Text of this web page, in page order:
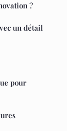
?
un détail
pour